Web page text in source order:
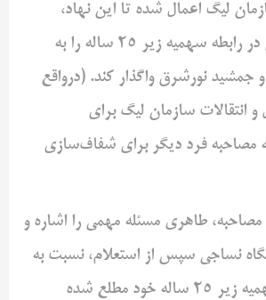
لیگ اعمال شده تا این نهاد،
مسئولیت تشخیص در رابطه سهمیه زیر 25 ساله را به
جمشید نورشرق واگذار کند. (درواقع
انتقالات سازمان لیگ برای
مصاحبه فرد دیگر برای شفاف‌سازی
طاهری مسئله مهمی را اشاره و
نساجی سپس از استعلام، نسبت به
منفعت گیری از سهمیه زیر 25 ساله خود مطلع شده